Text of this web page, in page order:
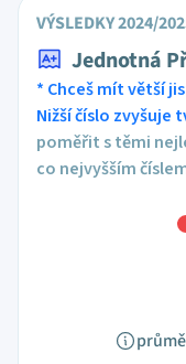
VÝSLEDKY 2024/
Jednotná
* Chceš mít větší
Nižší číslo zvyšuje
poměřit s těmi
co nejvyšším